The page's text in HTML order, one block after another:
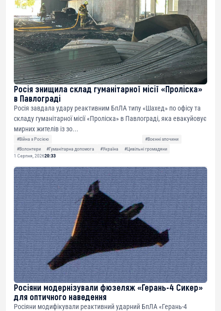
Росія знищила склад гуманітарної місії «Проліска»
в Павлограді
Росія завдала удару реактивним БпЛА типу «Шахед» по офісу та
складу гуманітарної місії «Проліска» в Павлограді, яка евакуйовує
мирних жителів із зо...
#Війна з Росією
#Воєнні злочини
#Волонтери
#Гуманітарна допомога #Україна
#Цивільні громадяни
1 Серпня, 202620:33
Росіяни модернізували фюзеляж «Герань-4 Сикер»
для оптичного наведення
Росіяни модифікували реактивний ударний БпЛА «Герань-4